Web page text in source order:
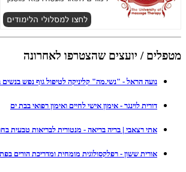
מטפלים / יועצים שהצטרפו לאחרונה
נועה הראל - "נשי.מה" קליניקה לטיפול גוף נפש בנשים
דורית לוינגר - אימון אישי לחיים ואימון רפואי בבת ים
אתי רצאבי | בריה בריאה - מנטורית לבריאות טבעית
אורית ששון - רפלקסולוגית מומחית ומדריכת הורים